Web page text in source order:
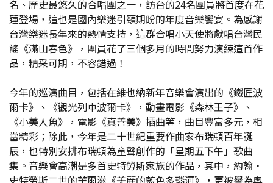
名、歷史最悠久的合唱團之一，訪台的24名團員將首度在花
蓮登場，這也是國內樂迷引頸期盼的年度音樂饗宴。為感謝
台灣樂迷長年來的熱情支持，這群合唱小天使將獻唱台灣民
謠《滿山春色》，團員花了三個多月的時間努力演練這首作
品，精采可期，不容錯過！
今年的巡演曲目，包括在維也納新年音樂會演出的《鐵匠波
爾卡》、《觀光列車波爾卡》，動畫電影《森林王子》、
《小美人魚》，電影《真善美》插曲等，曲目豐富多元，相
當精彩；除此，今年是二十世紀重要作曲家布瑞頓百年誕
辰，也特別安排布瑞頓為童聲創作的「星期五下午」歌曲
集。音樂會高潮是多首史特勞斯家族的作品，其中，約翰‧
史特勞斯二世的華爾滋《美麗的藍色多瑙河》，更被譽為奧